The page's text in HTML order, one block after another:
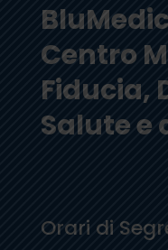
Centro
Fiducia,
Salute e
Orari di